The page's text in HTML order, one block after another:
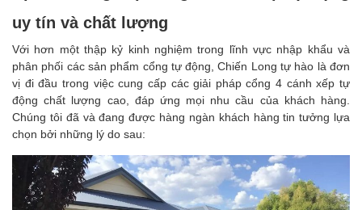
uy tín và chất lượng
Với hơn một thập kỷ kinh nghiệm trong lĩnh vực nhập khẩu và
phân phối các sản phẩm cổng tự động, Chiến Long tự hào là đơn
vị đi đầu trong việc cung cấp các giải pháp cổng 4 cánh xếp tự
động chất lượng cao, đáp ứng mọi nhu cầu của khách hàng.
Chúng tôi đã và đang được hàng ngàn khách hàng tin tưởng lựa
chọn bởi những lý do sau: